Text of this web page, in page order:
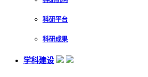
科研平台
科研成果
学科建设